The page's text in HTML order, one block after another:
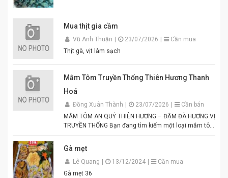
Mua thịt gia cầm
Vũ Anh Thuận 23/07/2026
Cần mua
Thịt gà, vịt làm sạch
Mắm Tôm Truyền Thống Thiên Hương Thanh
Hoá
Đồng Xuân Thành 23/07/2026
Cần bán
MẮM TÔM AN QUÝ THIÊN HƯƠNG – ĐẬM ĐÀ HƯƠNG VỊ
TRUYỀN THỐNG Bạn đang tìm kiếm một loại mắm tôm
Mắm tôm An Quý Thiên Hương chính là lựa chọn hoàn
hảo cho mọi gia đình Việt. Được sản xuất từ tôm tươi
tuyển chọn theo quy trình lên men truyền thống. Màu
tím đặc trưng, hương thơm tự nhiên, vị đậm đà hài
Gà mẹt
Lê Quang 13/12/2024
Cần mua
Gà mẹt 36